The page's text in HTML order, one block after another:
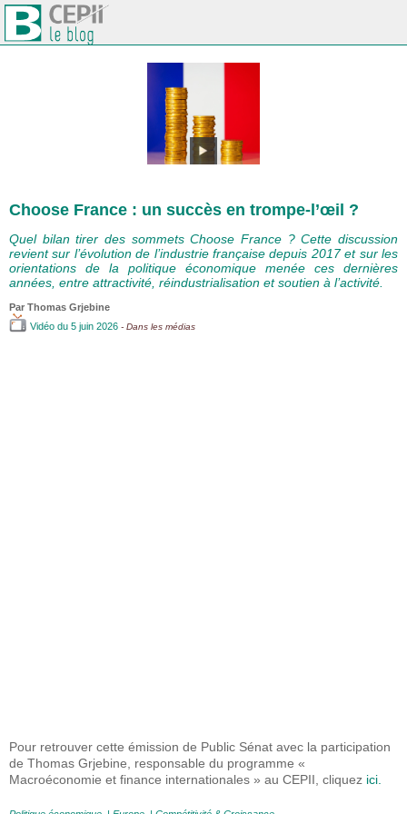
Choose France : un succès en trompe-l’œil ?
Quel bilan tirer des sommets Choose France ? Cette discussion
revient sur l’évolution de l’industrie française depuis 2017 et sur les
orientations de la politique économique menée ces dernières
années, entre attractivité, réindustrialisation et soutien à l’activité.
Par Thomas Grjebine
Vidéo du 5 juin 2026 - Dans les médias
Pour retrouver cette émission de Public Sénat avec la participation
de Thomas Grjebine, responsable du programme «
Macroéconomie et finance internationales » au CEPII, cliquez ici.